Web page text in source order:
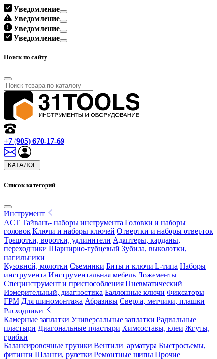
Уведомление
Уведомление
Уведомление
Уведомление
Поиск по сайту
+7 (905) 670-17-69
КАТАЛОГ
Список категорий
Инструмент
ACT Тайвань- наборы инструмента Головки и наборы
головок Ключи и наборы ключей Отвертки и наборы отверток
Трещотки, воротки, удлинители Адаптеры, карданы,
переходники Шарнирно-губцевый Зубила, выколотки,
напильники
Кузовной, молотки Съемники Биты и ключи L-типа Наборы
инструмента Инструментальная мебель Ложементы
Специнструмент и приспособления Пневматический
Измерительный, диагностика Баллонные ключи Фиксаторы
ГРМ Для шиномонтажа Абразивы Сверла, метчики, плашки
Расходники
Камерные заплатки Универсальные заплатки Радиальные
пластыри Диагональные пластыри Химсоставы, клей Жгуты,
грибки
Балансировочные грузики Вентили, арматура Быстросъемы,
фитинги Шланги, рулетки Ремонтные шипы Прочие